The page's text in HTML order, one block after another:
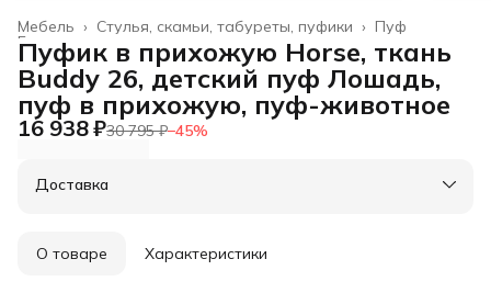
Пуф
Стулья, скамьи, табуреты, пуфики ›
Мебель ›
Главная
Пуфик в прихожую Horse, ткань
Buddy 26, детский пуф Лошадь,
пуф в прихожую, пуф-животное
16 938 ₽30 795 ₽−45%
Доставка
О товаре Характеристики